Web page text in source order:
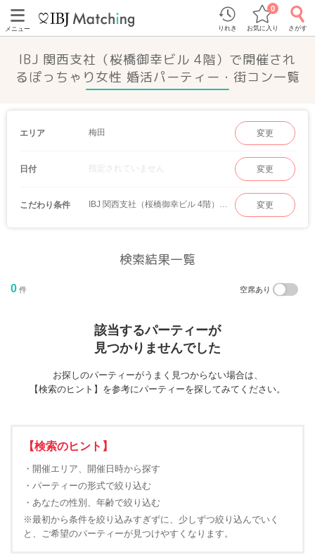
メニュー りれき お気に入り
0
さがす
IBJ 関西支社（桜橋御幸ビル 4階）で開催され
るぽっちゃり女性 婚活パーティー・街コン一覧
エリア 梅田 変更
日付 指定されていません 変更
こだわり条件 IBJ 関西支社（桜橋御幸ビル 4階）｜ぽっちゃり女性 変更
検索結果一覧
0 件 空席あり
該当するパーティーが
見つかりませんでした
お探しのパーティーがうまく見つからない場合は、
【検索のヒント】を参考にパーティーを探してみてください。
【検索のヒント】
・開催エリア、開催日時から探す
・パーティーの形式で絞り込む
・あなたの性別、年齢で絞り込む
※最初から条件を絞り込みすぎずに、少しずつ絞り込んでいく
と、ご希望のパーティーが見つけやすくなります。